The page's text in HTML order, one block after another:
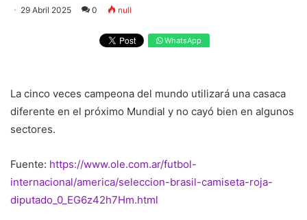
29 Abril 2025 0 null
WhatsApp
La cinco veces campeona del mundo utilizará una casaca
diferente en el próximo Mundial y no cayó bien en algunos
sectores.
Fuente: https://www.ole.com.ar/futbol-
internacional/america/seleccion-brasil-camiseta-roja-
diputado_0_EG6z42h7Hm.html